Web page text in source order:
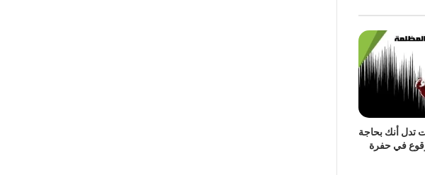
– 7 علامات تدل أنك بحاجة
في حفرة